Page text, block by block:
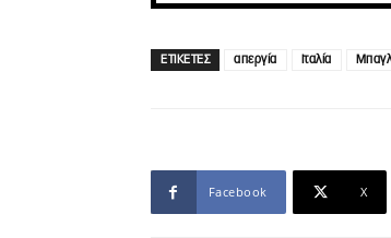
ΕΤΙΚΕΤΕΣ απεργία Ιταλία
Facebook X